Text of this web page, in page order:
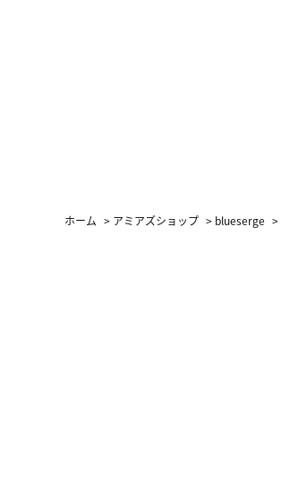
ホーム > アミアズショップ > blueserge >